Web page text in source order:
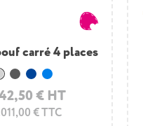
carré 4 places
€ HT
€ TTC
Gris clair
Gris foncé
Bleu marine.
Bleu clair.